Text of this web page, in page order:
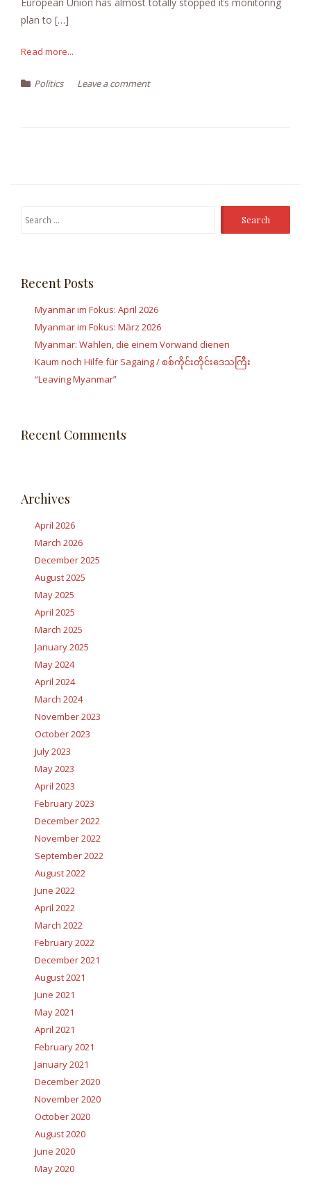
European Union has almost totally stopped its monitoring
plan to […]
Read more...
Politics Leave a comment
Search
Recent Posts
Myanmar im Fokus: April 2026
Myanmar im Fokus: März 2026
Myanmar: Wahlen, die einem Vorwand dienen
Kaum noch Hilfe für Sagaing / စစ်ကိုင်းတိုင်းဒေသကြီး
“Leaving Myanmar”
Recent Comments
Archives
April 2026
March 2026
December 2025
August 2025
May 2025
April 2025
March 2025
January 2025
May 2024
April 2024
March 2024
November 2023
October 2023
July 2023
May 2023
April 2023
February 2023
December 2022
November 2022
September 2022
August 2022
June 2022
April 2022
March 2022
February 2022
December 2021
August 2021
June 2021
May 2021
April 2021
February 2021
January 2021
December 2020
November 2020
October 2020
August 2020
June 2020
May 2020